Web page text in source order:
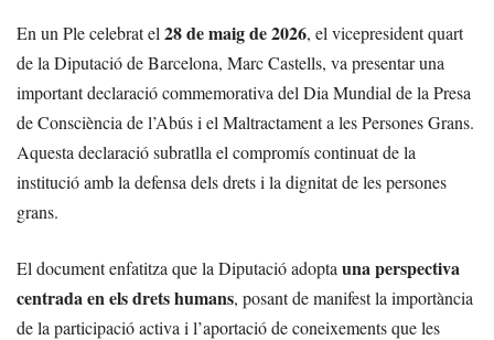
En un Ple celebrat el 28 de maig de 2026, el vicepresident quart
de la Diputació de Barcelona, Marc Castells, va presentar una
important declaració commemorativa del Dia Mundial de la Presa
de Consciència de l’Abús i el Maltractament a les Persones Grans.
Aquesta declaració subratlla el compromís continuat de la
institució amb la defensa dels drets i la dignitat de les persones
grans.
El document enfatitza que la Diputació adopta una perspectiva
centrada en els drets humans, posant de manifest la importància
de la participació activa i l’aportació de coneixements que les